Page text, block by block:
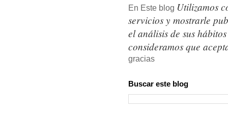
En Este blog Utilizamos
servicios y mostrarle
el análisis de sus
consideramos que
gracias
Buscar este blog